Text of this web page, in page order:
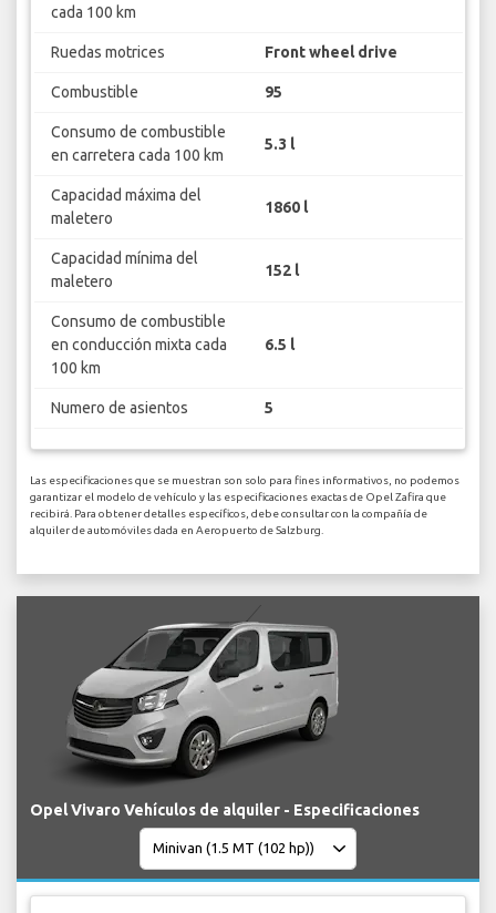
cada 100 km
Ruedas motrices Front wheel drive
Combustible 95
Consumo de combustible
en carretera cada 100 km
5.3 l
Capacidad máxima del
maletero
1860 l
Capacidad mínima del
maletero
152 l
Consumo de combustible
en conducción mixta cada
100 km
6.5 l
Numero de asientos 5
Las especificaciones que se muestran son solo para fines informativos, no podemos
garantizar el modelo de vehículo y las especificaciones exactas de Opel Zafira que
recibirá. Para obtener detalles específicos, debe consultar con la compañía de
alquiler de automóviles dada en Aeropuerto de Salzburg.
Opel Vivaro Vehículos de alquiler - Especificaciones